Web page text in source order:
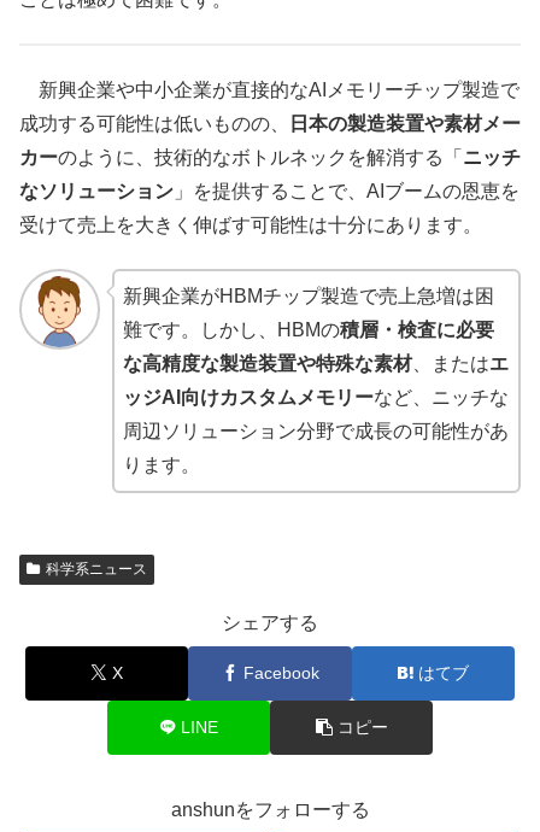
新興企業や中小企業が直接的なAIメモリーチップ製造で
成功する可能性は低いものの、
日本の製造装置や素材メー
カーのように、技術的なボトルネックを解消する「 ニッチ
なソリューション 」を提供することで、AIブームの恩恵を
受けて売上を大きく伸ばす可能性は十分にあります。
新興企業がHBMチップ製造で売上急増は困
難です。しかし、HBMの積層・検査に必要
な高精度な製造装置や特殊な素材、またはエ
ッジAI向けカスタムメモリーなど、ニッチな
周辺ソリューション分野で成長の可能性があ
ります。
科学系ニュース
シェアする
X Facebook はてブ
LINE コピー
anshunをフォローする